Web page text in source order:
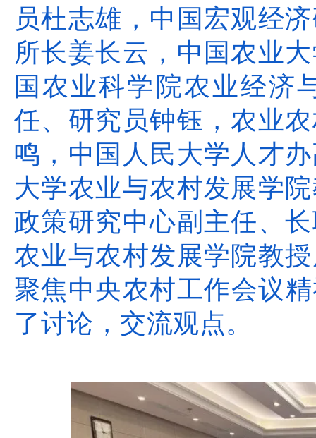
员杜志雄，中国宏观经
所长姜长云，中国农业
国农业科学院农业经济
任、研究员钟钰，农业
鸣，中国人民大学人才
大学农业与农村发展学
政策研究中心副主任、
农业与农村发展学院教
聚焦中央农村工作会议
了讨论，交流观点。